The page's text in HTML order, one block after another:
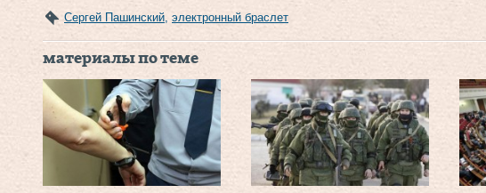
Сергей Пашинский электронный браслет
материалы по теме